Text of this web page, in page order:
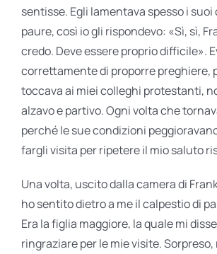
sentisse. Egli lamentava spesso i suoi
paure, così io gli rispondevo: «Sì, sì,
credo. Deve essere proprio difficile».
correttamente di proporre preghiere,
toccava ai miei colleghi protestanti,
alzavo e partivo. Ogni volta che
perché le sue condizioni
fargli visita per ripetere il mio saluto
Una volta, uscito dalla camera di
ho sentito dietro a me il calpestio di
Era la figlia maggiore, la quale mi
ringraziare per le mie visite. Sorpreso,